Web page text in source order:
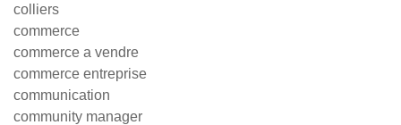
colliers
commerce
commerce a vendre
commerce entreprise
communication
community manager